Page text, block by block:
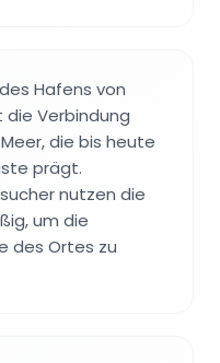
Hafens von
Verbindung
die bis heute
prägt.
nutzen die
um die
des Ortes zu